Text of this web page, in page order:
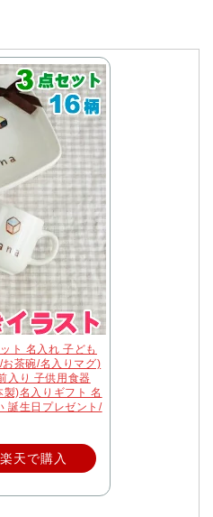
ト 名入れ 子ども
茶碗/名入りマグ)
入り 子供用食器
)名入りギフト 名
誕生日プレゼント/
楽天で購入